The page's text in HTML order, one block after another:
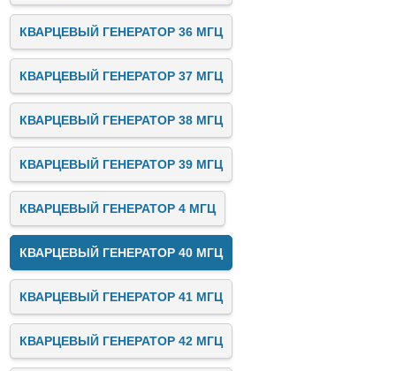
КВАРЦЕВЫЙ ГЕНЕРАТОР 36 МГЦ
КВАРЦЕВЫЙ ГЕНЕРАТОР 37 МГЦ
КВАРЦЕВЫЙ ГЕНЕРАТОР 38 МГЦ
КВАРЦЕВЫЙ ГЕНЕРАТОР 39 МГЦ
КВАРЦЕВЫЙ ГЕНЕРАТОР 4 МГЦ
КВАРЦЕВЫЙ ГЕНЕРАТОР 40 МГЦ
КВАРЦЕВЫЙ ГЕНЕРАТОР 41 МГЦ
КВАРЦЕВЫЙ ГЕНЕРАТОР 42 МГЦ